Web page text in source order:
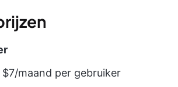
$7/maand per gebruiker